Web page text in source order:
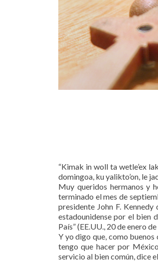
“Kimak in woll ta wetle’ex
domingoa, ku yalikto’on, le
Muy queridos hermanos y
terminado el mes de
presidente John F.
estadounidense por el bien
País” (EE.UU., 20 de enero
Y yo digo que, como
tengo que hacer por
servicio al bien común, dice